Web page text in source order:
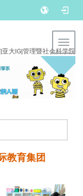
|亚大IG|管理暨社会科学院
教育集团